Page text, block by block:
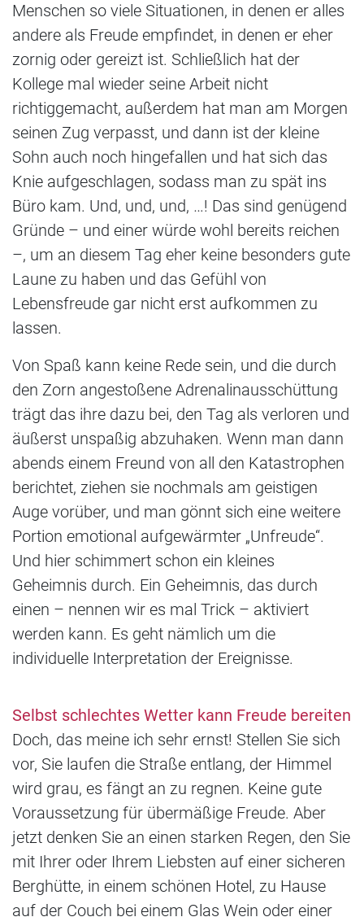
Menschen so viele Situationen, in denen er alles
andere als Freude empfindet, in denen er eher
zornig oder gereizt ist. Schließlich hat der
Kollege mal wieder seine Arbeit nicht
richtiggemacht, außerdem hat man am Morgen
seinen Zug verpasst, und dann ist der kleine
Sohn auch noch hingefallen und hat sich das
Knie aufgeschlagen, sodass man zu spät ins
Büro kam. Und, und, und, …! Das sind genügend
Gründe – und einer würde wohl bereits reichen
–, um an diesem Tag eher keine besonders gute
Laune zu haben und das Gefühl von
Lebensfreude gar nicht erst aufkommen zu
lassen.
Von Spaß kann keine Rede sein, und die durch
den Zorn angestoßene Adrenalinausschüttung
trägt das ihre dazu bei, den Tag als verloren und
äußerst unspaßig abzuhaken. Wenn man dann
abends einem Freund von all den Katastrophen
berichtet, ziehen sie nochmals am geistigen
Auge vorüber, und man gönnt sich eine weitere
Portion emotional aufgewärmter „Unfreude“.
Und hier schimmert schon ein kleines
Geheimnis durch. Ein Geheimnis, das durch
einen – nennen wir es mal Trick – aktiviert
werden kann. Es geht nämlich um die
individuelle Interpretation der Ereignisse.
Selbst schlechtes Wetter kann Freude bereiten
Doch, das meine ich sehr ernst! Stellen Sie sich
vor, Sie laufen die Straße entlang, der Himmel
wird grau, es fängt an zu regnen. Keine gute
Voraussetzung für übermäßige Freude. Aber
jetzt denken Sie an einen starken Regen, den Sie
mit Ihrer oder Ihrem Liebsten auf einer sicheren
Berghütte, in einem schönen Hotel, zu Hause
auf der Couch bei einem Glas Wein oder einer